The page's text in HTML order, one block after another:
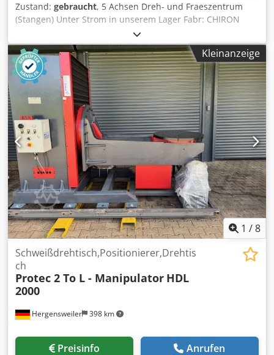
Zustand: gebraucht, 5 Achsen Dreh- und Fraeszentrum
(Stangen) Unter Strom in unserem Lager Fabr: CHIRON
Modell: MILL 800 5 axis CNC Fanuc 18iMBS (5
simoultaneous axis 1*) X, Y, Z (mm) 800 – 500 - 550 Eilgang
(Highspeed) 60 m/min Schwenkbare Kopf (B axis) +/- 100°
Drehspindel Peiseler Fraeskopf 12.000 U/min / 140 Nm
Werkzeuge 65 - HSK-A 63 DIN 69893 Tisch 1400x500
Tischbelastung 1200 kgs IKZ 70 bar (regulierbar) CNC
controlled clamping/rotating unit for 6th face machining (v.
nota 5) Heidenhain Linearmesssystem Spaeneforderer
Renishaw-ready Bj 2006 Chedegqg Sgopfx Ap Eja Gewicht
7500 kgs Drehpaket: Max Durchm. 65mm U/min: 15 / 4500
Max 42,5 KW / 90 Nm. Hydraulic clamping 800 Nm. Bar
loader ILS-RBK- 10012 65 Diameters min/max 5/65 mm L=
600-1200 mm Highspeed 60m/min. Spindele 20-12.000
min.’ – 140 Nm.12.000 RPM 12,5 KW/Max 34kW Swivelling
head CNC contrlled ± 100° Maschine unter Strom in
unserem Lager. Mimu Werkzeugmaschinen (Italien)
Kleinanzeige
1 /8
Hergensweiler 398 km
Schweißdrehtisch,Positionierer,Drehtis
ch
Protec 2 To L - Manipulator HDL
2000
Preisinfo Anrufen